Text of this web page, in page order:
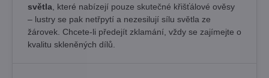
světla , které nabízejí pouze skutečné křišťálové ověsy
– lustry se pak netřpytí a nezesilují sílu světla ze
žárovek. Chcete-li předejít zklamání, vždy se zajímejte o
kvalitu skleněných dílů.